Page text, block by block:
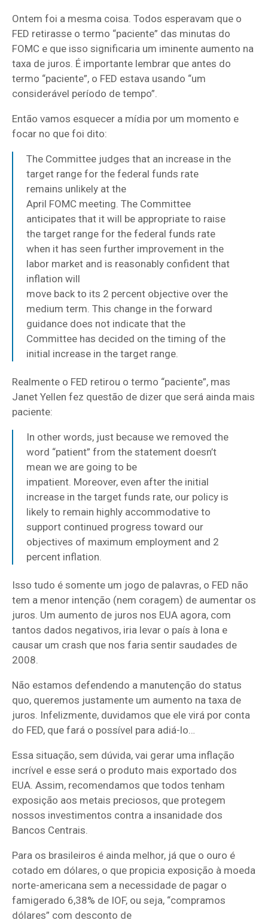
Ontem foi a mesma coisa. Todos esperavam que o
FED retirasse o termo “paciente” das minutas do
FOMC e que isso significaria um iminente aumento na
taxa de juros. É importante lembrar que antes do
termo “paciente”, o FED estava usando “um
considerável período de tempo”.
Então vamos esquecer a mídia por um momento e
focar no que foi dito:
The Committee judges that an increase in the
target range for the federal funds rate
remains unlikely at the
April FOMC meeting. The Committee
anticipates that it will be appropriate to raise
the target range for the federal funds rate
when it has seen further improvement in the
labor market and is reasonably confident that
inflation will
move back to its 2 percent objective over the
medium term. This change in the forward
guidance does not indicate that the
Committee has decided on the timing of the
initial increase in the target range.
Realmente o FED retirou o termo “paciente”, mas
Janet Yellen fez questão de dizer que será ainda mais
paciente:
In other words, just because we removed the
word “patient” from the statement doesn’t
mean we are going to be
impatient. Moreover, even after the initial
increase in the target funds rate, our policy is
likely to remain highly accommodative to
support continued progress toward our
objectives of maximum employment and 2
percent inflation.
Isso tudo é somente um jogo de palavras, o FED não
tem a menor intenção (nem coragem) de aumentar os
juros. Um aumento de juros nos EUA agora, com
tantos dados negativos, iria levar o país à lona e
causar um crash que nos faria sentir saudades de
2008.
Não estamos defendendo a manutenção do status
quo, queremos justamente um aumento na taxa de
juros. Infelizmente, duvidamos que ele virá por conta
do FED, que fará o possível para adiá-lo…
Essa situação, sem dúvida, vai gerar uma inflação
incrível e esse será o produto mais exportado dos
EUA. Assim, recomendamos que todos tenham
exposição aos metais preciosos, que protegem
nossos investimentos contra a insanidade dos
Bancos Centrais.
Para os brasileiros é ainda melhor, já que o ouro é
cotado em dólares, o que propicia exposição à moeda
norte-americana sem a necessidade de pagar o
famigerado 6,38% de IOF, ou seja, “compramos
dólares” com desconto de